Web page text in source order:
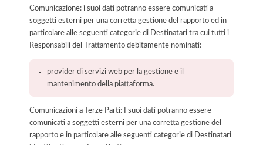
Comunicazione: i suoi dati potranno essere comunicati a
soggetti esterni per una corretta gestione del rapporto ed in
particolare alle seguenti categorie di Destinatari tra cui tutti i
Responsabili del Trattamento debitamente nominati:
provider di servizi web per la gestione e il
mantenimento della piattaforma.
Comunicazioni a Terze Parti: I suoi dati potranno essere
comunicati a soggetti esterni per una corretta gestione del
rapporto e in particolare alle seguenti categorie di Destinatari